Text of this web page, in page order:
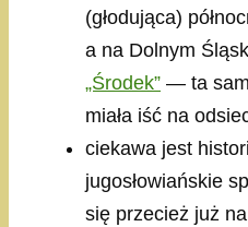
(głodująca)
a na Dolnym
„Środek” — ta
miała iść na
ciekawa jest
jugosłowiańskie
się przecież już